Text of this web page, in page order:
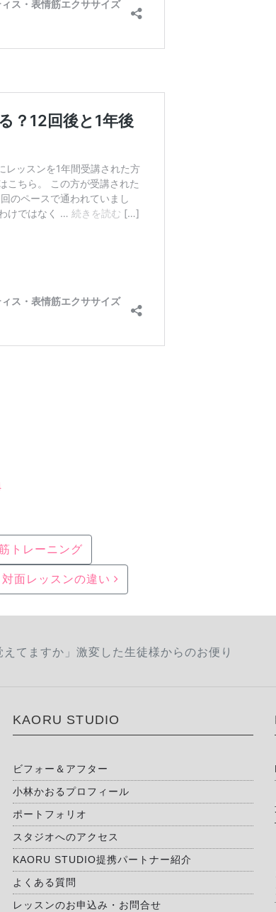
トレーニング
面レッスンの違い
えてますか」激変した生徒様からのお便り
KAORU STUDIO
ビフォー＆アフター
小林かおるプロフィール
ポートフォリオ
スタジオへのアクセス
KAORU STUDIO提携パートナー紹介
よくある質問
レッスンのお申込み・お問合せ